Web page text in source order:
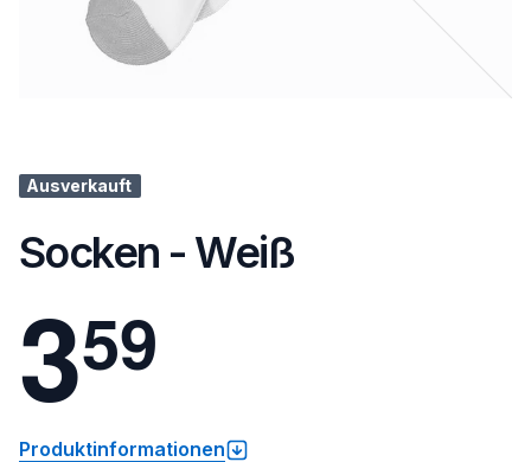
Ausverkauft
Socken - Weiß
359
Produktinformationen